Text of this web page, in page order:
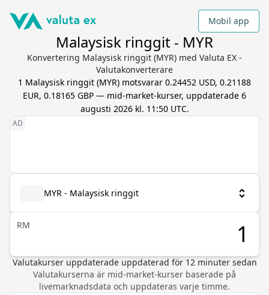
Mobil app
Malaysisk ringgit - MYR
Konvertering Malaysisk ringgit (MYR) med Valuta EX -
Valutakonverterare
1 Malaysisk ringgit (MYR) motsvarar 0.24452 USD, 0.21188
EUR, 0.18165 GBP — mid-market-kurser, uppdaterade 6
augusti 2026 kl. 11:50 UTC.
MYR - Malaysisk ringgit
RM
Valutakurser uppdaterade uppdaterad för 12minuter sedan
Valutakurserna är mid-market-kurser baserade på
livemarknadsdata och uppdateras varje timme.